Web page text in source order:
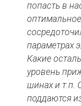
попасть в
параметрах
Какие
уровень
шинах и т.п.
поддаются